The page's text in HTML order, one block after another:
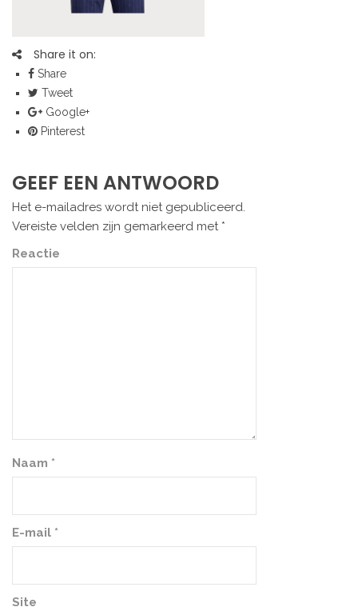
Share it on:
Share
Tweet
Google+
Pinterest
GEEF EEN ANTWOORD
Het e-mailadres wordt niet gepubliceerd.
Vereiste velden zijn gemarkeerd met *
Reactie
Naam *
E-mail *
Site